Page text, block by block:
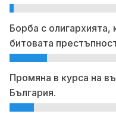
Борба с олигархията,
битовата
Промяна в курса на
България.